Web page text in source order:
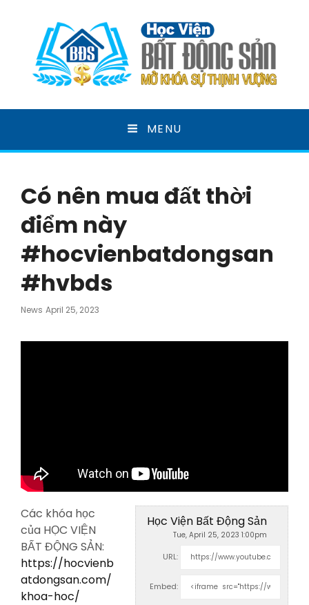
HỌC VIỆN BẤT ĐỘNG
SẢN
MENU
Có nên mua đất thời
điểm này
#hocvienbatdongsan
#hvbds
News Posted
April 25, 2023
Học Viện Bất Động Sản
Tue, April 25, 2023 1:00pm
URL:
Embed:
Các khóa học
của HỌC VIỆN
BẤT ĐỘNG SẢN:
https://hocvienb
atdongsan.com/
khoa-hoc/